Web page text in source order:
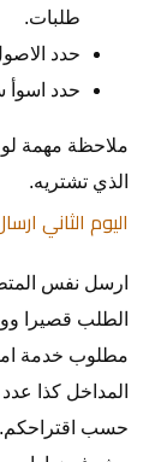
طلبات.
حدد
حدد اسوأ
ملاحظة مهمة لو
الذي تشتريه.
اليوم الثاني
ارسل نفس
الطلب قصيرا
مطلوب خدمة
حسب